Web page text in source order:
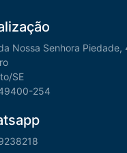
Nossa Senhora Piedade,
SE
254